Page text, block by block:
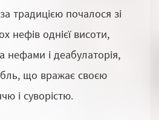
традицією почалося зі
нефів однієї висоти,
нефами і деабулаторія,
що вражає своєю
і суворістю.